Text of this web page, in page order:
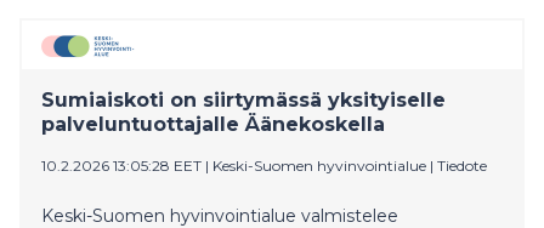
Sumiaiskoti on siirtymässä yksityiselle
palveluntuottajalle Äänekoskella
10.2.2026 13:05:28 EET | Keski-Suomen hyvinvointialue | Tiedote
Keski-Suomen hyvinvointialue valmistelee